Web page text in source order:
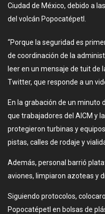
Ciudad de México, debido a
del volcán Popocatépetl.
“Porque la seguridad es
de coordinación de la
leer en un mensaje de tuit de
Twitter, que responde a un
En la grabación de un minuto
que trabajadores del AICM y
protegieron turbinas y
pistas, calles de rodaje y
Además, personal barrió
aviones, limpiaron azoteas y
Siguiendo protocolos,
Popocatépetl en bolsas de